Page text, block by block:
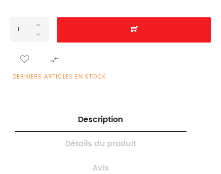

DERNIERS ARTICLES EN STOCK
Description
Détails du produit
Avis